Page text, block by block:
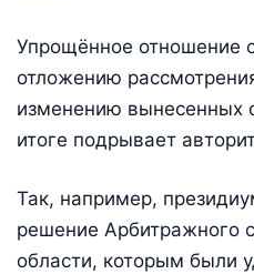
Упрощённое отношение
отложению
изменению вынесенных
итоге подрывает
Так, например,
решение Арбитражного
области, которым были